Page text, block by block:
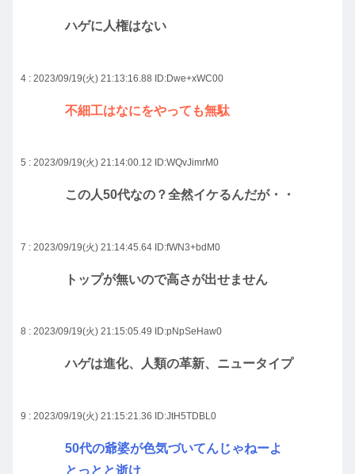
ハゲに人権はない
4 : 2023/09/19(火) 21:13:16.88 ID:Dwe+xWC00
不細工はなにをやっても無駄
5 : 2023/09/19(火) 21:14:00.12 ID:WQvJimrM0
この人50代なの？全然イケるんだが・・
7 : 2023/09/19(火) 21:14:45.64 ID:fWN3+bdM0
トップが無いので高さが出せません
8 : 2023/09/19(火) 21:15:05.49 ID:pNpSeHaw0
ハゲは進化、人類の革新、ニュータイプ
9 : 2023/09/19(火) 21:15:21.36 ID:JtH5TDBL0
50代の爺婆が色気づいてんじゃねーよ
とっとと逝け